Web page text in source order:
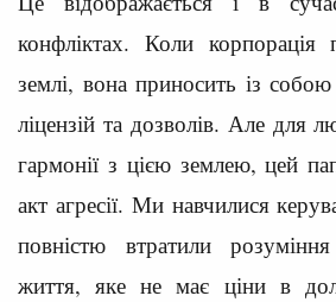
конфліктах. Коли корпорація
землі, вона приносить із
ліцензій та дозволів. Але для
гармонії з цією землею, цей
акт агресії. Ми навчилися
повністю втратили
життя, яке не має ціни в